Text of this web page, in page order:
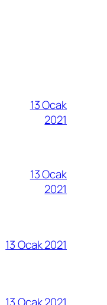
13 Ocak
2021
13 Ocak
2021
13 Ocak 2021